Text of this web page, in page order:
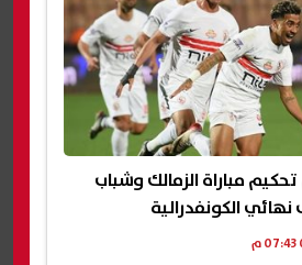
مباراة الزمالك وشباب
الكونفدرالية